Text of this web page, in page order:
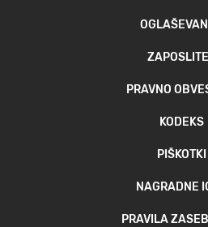
PRAVNO
KODEKS
PIŠKOTKI
NAGRADNE
PRAVILA